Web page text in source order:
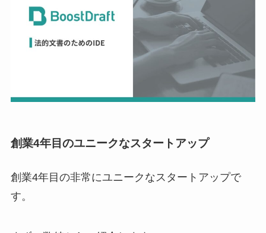
創業4年目のユニークなスタートアップ
創業4年目の非常にユニークなスタートアップで
す。